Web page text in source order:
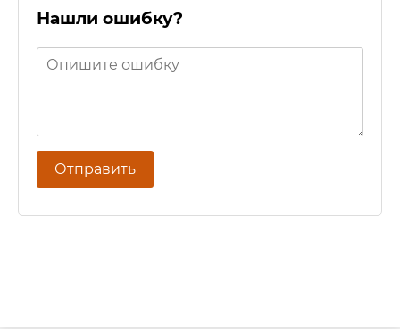
Нашли ошибку?
Отправить